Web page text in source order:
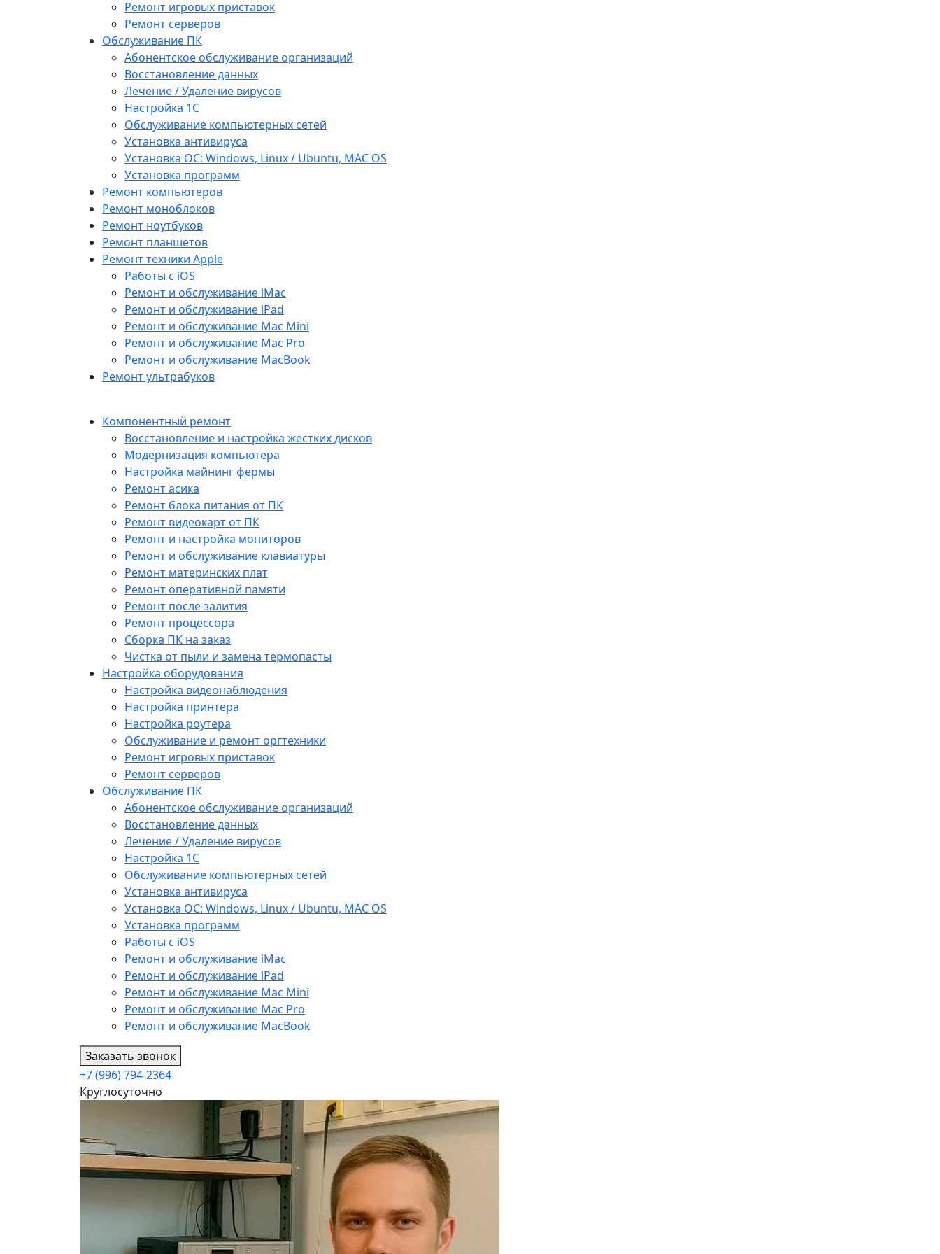
Ремонт игровых приставок
Ремонт серверов
Обслуживание ПК
Абонентское обслуживание организаций
Восстановление данных
Лечение / Удаление вирусов
Настройка 1С
Обслуживание компьютерных сетей
Установка антивируса
Установка ОС: Windows, Linux / Ubuntu, МАС OS
Установка программ
Ремонт компьютеров
Ремонт моноблоков
Ремонт ноутбуков
Ремонт планшетов
Ремонт техники Apple
Работы с iOS
Ремонт и обслуживание iMac
Ремонт и обслуживание iPad
Ремонт и обслуживание Mac Mini
Ремонт и обслуживание Mac Pro
Ремонт и обслуживание MacBook
Ремонт ультрабуков
Компонентный ремонт
Восстановление и настройка жестких дисков
Модернизация компьютера
Настройка майнинг фермы
Ремонт асика
Ремонт блока питания от ПК
Ремонт видеокарт от ПК
Ремонт и настройка мониторов
Ремонт и обслуживание клавиатуры
Ремонт материнских плат
Ремонт оперативной памяти
Ремонт после залития
Ремонт процессора
Сборка ПК на заказ
Чистка от пыли и замена термопасты
Настройка оборудования
Настройка видеонаблюдения
Настройка принтера
Настройка роутера
Обслуживание и ремонт оргтехники
Ремонт игровых приставок
Ремонт серверов
Обслуживание ПК
Абонентское обслуживание организаций
Восстановление данных
Лечение / Удаление вирусов
Настройка 1С
Обслуживание компьютерных сетей
Установка антивируса
Установка ОС: Windows, Linux / Ubuntu, МАС OS
Установка программ
Работы с iOS
Ремонт и обслуживание iMac
Ремонт и обслуживание iPad
Ремонт и обслуживание Mac Mini
Ремонт и обслуживание Mac Pro
Ремонт и обслуживание MacBook
Заказать звонок
+7 (996) 794-2364
Круглосуточно